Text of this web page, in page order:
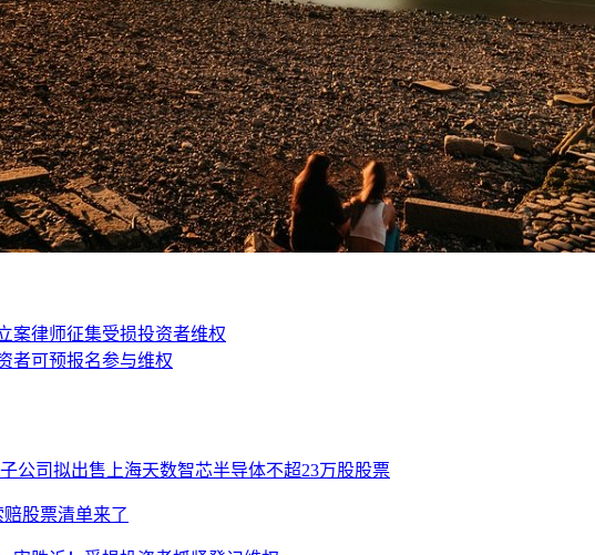
案律师征集受损投资者维权
者可预报名参与维权
公司拟出售上海天数智芯半导体不超23万股股票
股票清单来了